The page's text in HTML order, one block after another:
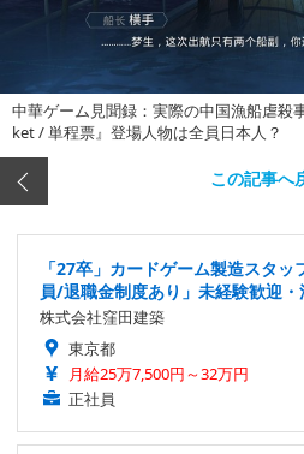
中華ゲーム見聞録：実際の中国漁船虐殺
ket / 単程票』登場人物は全員日本人？
この記事へ
「27卒」カードゲーム製造スタ
員/退職金制度あり」未経験歓迎
株式会社窪田建築
東京都
月給25万7,500円～32万円
正社員